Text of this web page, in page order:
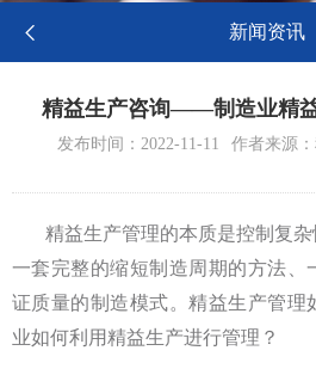
 新闻资讯
精益生产咨询——制造业精
发布时间：2022-11-11 作者来源
精益生产管理的本质是控制复
一套完整的缩短制造周期的方法、
证质量的制造模式。精益生产管理
业如何利用精益生产进行管理？